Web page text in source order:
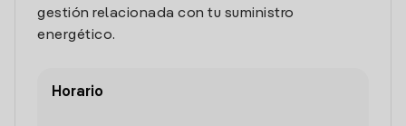
gestión relacionada con tu suministro
energético.
Horario